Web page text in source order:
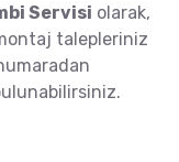
Servisi olarak,
talepleriniz